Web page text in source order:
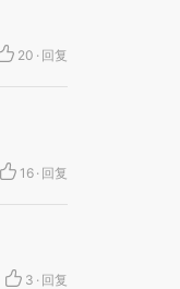
20 · 回复
16 · 回复
3 · 回复